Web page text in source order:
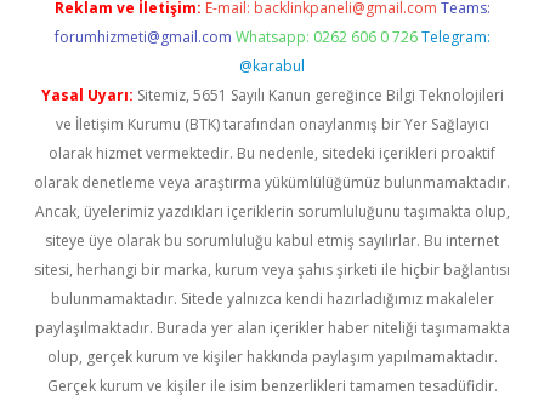
Reklam ve İletişim: E-mail: backlinkpaneli@gmail.com Teams:
forumhizmeti@gmail.com Whatsapp: 0262 606 0 726 Telegram:
@karabul
Yasal Uyarı: Sitemiz, 5651 Sayılı Kanun gereğince Bilgi Teknolojileri
ve İletişim Kurumu (BTK) tarafından onaylanmış bir Yer Sağlayıcı
olarak hizmet vermektedir. Bu nedenle, sitedeki içerikleri proaktif
olarak denetleme veya araştırma yükümlülüğümüz bulunmamaktadır.
Ancak, üyelerimiz yazdıkları içeriklerin sorumluluğunu taşımakta olup,
siteye üye olarak bu sorumluluğu kabul etmiş sayılırlar. Bu internet
sitesi, herhangi bir marka, kurum veya şahıs şirketi ile hiçbir bağlantısı
bulunmamaktadır. Sitede yalnızca kendi hazırladığımız makaleler
paylaşılmaktadır. Burada yer alan içerikler haber niteliği taşımamakta
olup, gerçek kurum ve kişiler hakkında paylaşım yapılmamaktadır.
Gerçek kurum ve kişiler ile isim benzerlikleri tamamen tesadüfidir.